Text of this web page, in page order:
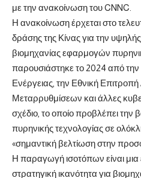
με την ανακοίνωση του CNNC.
Η ανακοίνωση έρχεται στο
δράσης της Κίνας για την
βιομηχανίας εφαρμογών
παρουσιάστηκε το 2024 από την
Ενέργειας, την Εθνική
Μεταρρυθμίσεων και άλλες
σχέδιο, το οποίο προβλέπει
πυρηνικής τεχνολογίας σε
«σημαντική βελτίωση στην
Η παραγωγή ισοτόπων είναι μια
στρατηγική ικανότητα για